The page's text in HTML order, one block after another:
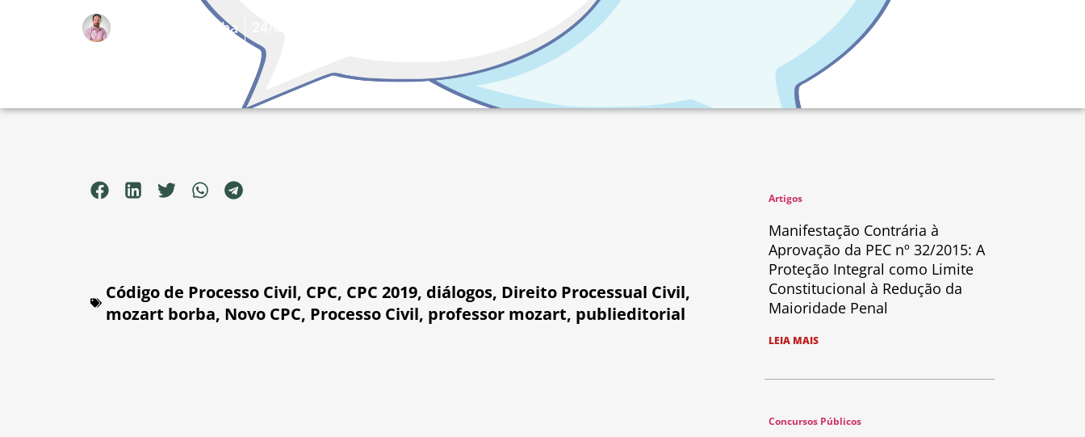
Mozart Borba
Código de Processo Civil, CPC, CPC 2019, diálogos, Direito Processual Civil,
mozart borba, Novo CPC, Processo Civil, professor mozart, publieditorial
Artigos
Manifestação Contrária à
Aprovação da PEC nº 32/2015: A
Proteção Integral como Limite
Constitucional à Redução da
Maioridade Penal
LEIA MAIS
Concursos Públicos